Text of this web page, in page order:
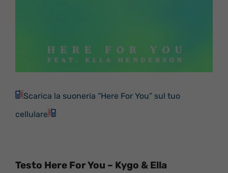
Scarica la suoneria “Here For You” sul tuo
cellulare
Testo Here For You – Kygo & Ella